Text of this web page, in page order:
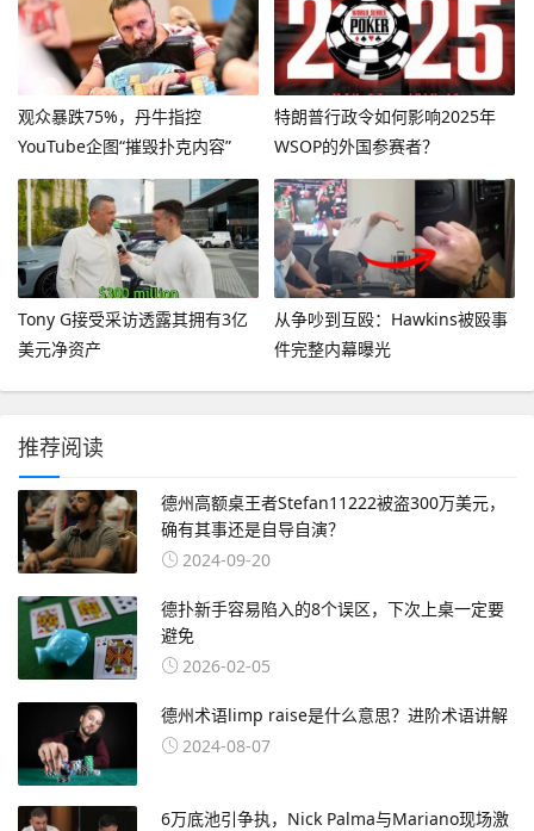
观众暴跌75%，丹牛指控
YouTube企图“摧毁扑克内容”
特朗普行政令如何影响2025年
WSOP的外国参赛者？
Tony G接受采访透露其拥有3亿
美元净资产
从争吵到互殴：Hawkins被殴事
件完整内幕曝光
推荐阅读
德州高额桌王者Stefan11222被盗300万美元，
确有其事还是自导自演？
2024-09-20
德扑新手容易陷入的8个误区，下次上桌一定要
避免
2026-02-05
德州术语limp raise是什么意思？进阶术语讲解
2024-08-07
6万底池引争执，Nick Palma与Mariano现场激